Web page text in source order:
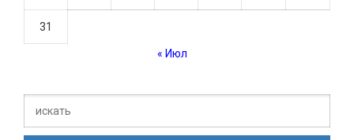
31
« Июл